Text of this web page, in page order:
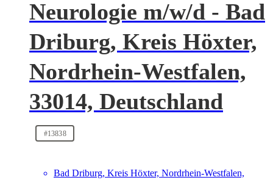
Neurologie m/w/d - Bad
Driburg, Kreis Höxter,
Nordrhein-Westfalen,
33014, Deutschland
#13838
Bad Driburg, Kreis Höxter, Nordrhein-Westfalen,